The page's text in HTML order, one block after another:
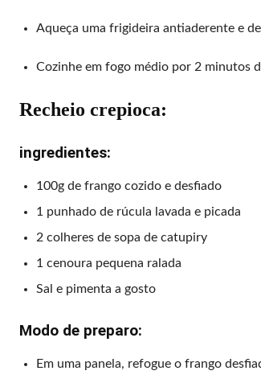
Aqueça uma frigideira antiaderente e
Cozinhe em fogo médio por 2 minutos
Recheio crepioca:
ingredientes:
100g de frango cozido e desfiado
1 punhado de rúcula lavada e picada
2 colheres de sopa de catupiry
1 cenoura pequena ralada
Sal e pimenta a gosto
Modo de preparo:
Em uma panela, refogue o frango